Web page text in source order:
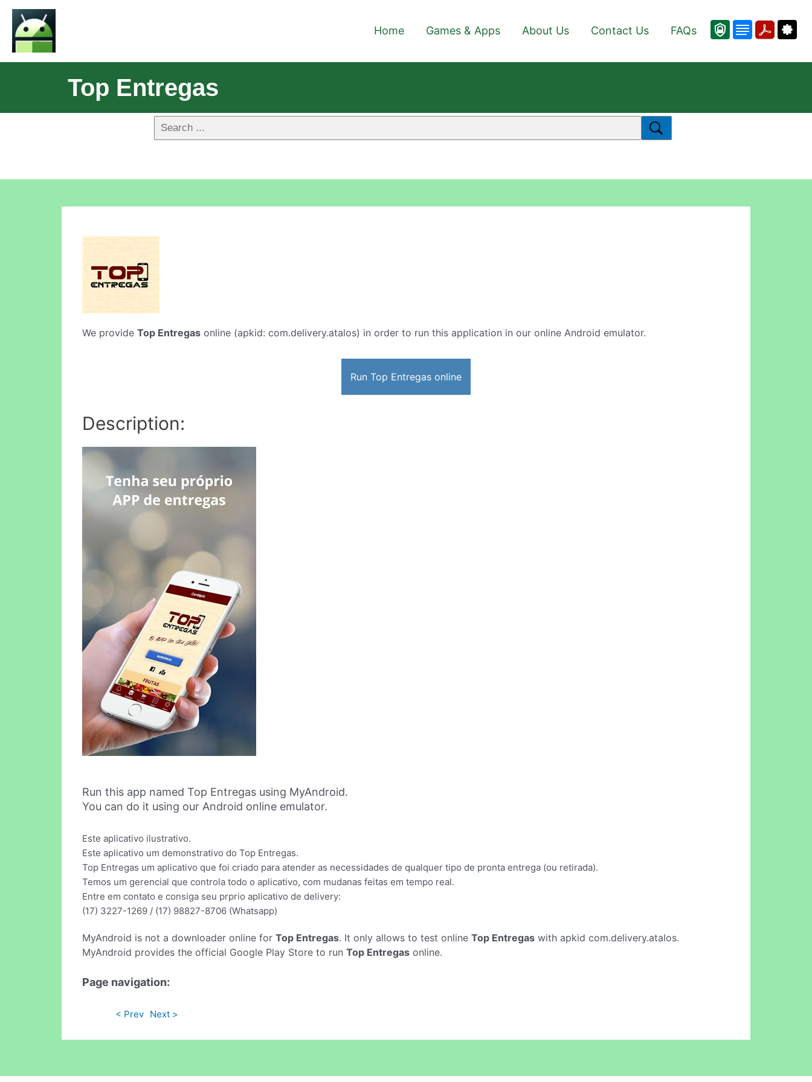
Home Games & Apps About Us Contact Us FAQs
Top Entregas
We provide Top Entregas online (apkid: com.delivery.atalos) in order to run this application in our online Android emulator.
Run Top Entregas online
Description:
Run this app named Top Entregas using MyAndroid.
You can do it using our Android online emulator.
Este aplicativo ilustrativo.
Este aplicativo um demonstrativo do Top Entregas.
Top Entregas um aplicativo que foi criado para atender as necessidades de qualquer tipo de pronta entrega (ou retirada).
Temos um gerencial que controla todo o aplicativo, com mudanas feitas em tempo real.
Entre em contato e consiga seu prprio aplicativo de delivery:
(17) 3227-1269 / (17) 98827-8706 (Whatsapp)
MyAndroid is not a downloader online for Top Entregas. It only allows to test online Top Entregas with apkid com.delivery.atalos.
MyAndroid provides the official Google Play Store to run Top Entregas online.
Page navigation:
< Prev Next >